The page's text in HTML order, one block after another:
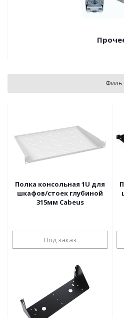
Полка консольная 1U для
шкафов/стоек глубиной
315мм Cabeus
Под заказ